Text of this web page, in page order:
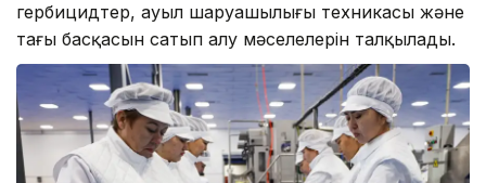
гербицидтер, ауыл шаруашылығы техникасы және
тағы басқасын сатып алу мәселелерін талқылады.